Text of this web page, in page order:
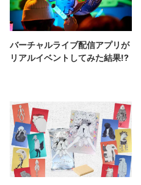
バーチャルライブ配信アプリが
リアルイベントしてみた結果!?